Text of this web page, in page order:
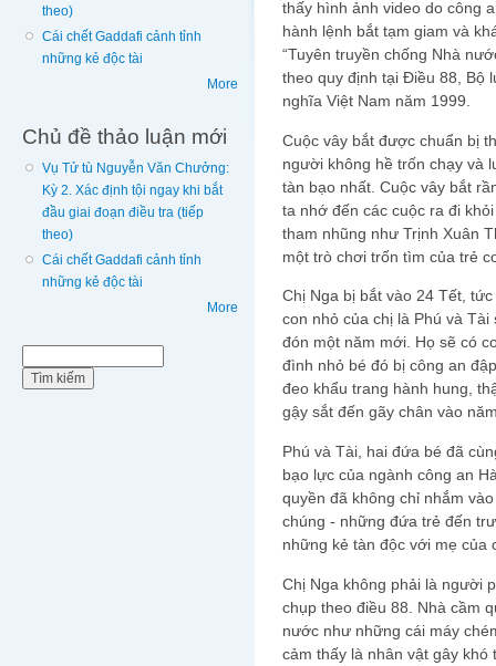
theo)
Cái chết Gaddafi cảnh tỉnh
những kẻ độc tài
More
Chủ đề thảo luận mới
Vụ Tử tù Nguyễn Văn Chưởng:
Kỳ 2. Xác định tội ngay khi bắt
đầu giai đoạn điều tra (tiếp
theo)
Cái chết Gaddafi cảnh tỉnh
những kẻ độc tài
More
thấy hình ảnh video do công
hành lệnh bắt tạm giam và
“Tuyên truyền chống Nhà
theo quy định tại Điều 88, Bộ
nghĩa Việt Nam năm 1999.
Cuộc vây bắt được chuẩn bị
người không hề trốn chạy và
tàn bạo nhất. Cuộc vây bắt
ta nhớ đến các cuộc ra đi
tham nhũng như Trịnh Xuân
một trò chơi trốn tìm của trẻ
Chị Nga bị bắt vào 24 Tết,
con nhỏ của chị là Phú và
đón một năm mới. Họ sẽ có
đình nhỏ bé đó bị công an
đeo khẩu trang hành hung,
gậy sắt đến gãy chân vào
Phú và Tài, hai đứa bé đã
bạo lực của ngành công an
quyền đã không chỉ nhắm
chúng - những đứa trẻ đến
những kẻ tàn độc với mẹ của
Chị Nga không phải là người
chụp theo điều 88. Nhà cầm
nước như những cái máy
cảm thấy là nhân vật gây